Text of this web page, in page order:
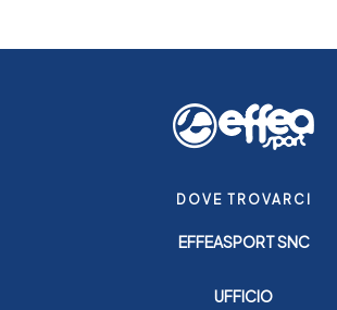
DOVE TROVARCI
EFFEASPORT SNC
UFFICIO